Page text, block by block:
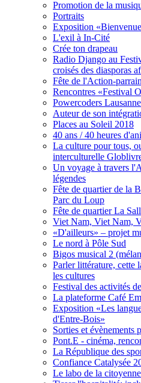
Promotion de la
Portraits
Exposition
L'exil à In-Cité
Crée ton drapeau
Radio Django au
croisés des diasporas
Fête de l'Action-
Rencontres «Festival
Powercoders
Auteur de son
Places au Soleil 2018
40 ans / 40 heures
La culture pour tous,
interculturelle
Un voyage à travers
légendes
Fête de quartier de la
Parc du Loup
Fête de quartier La
Viet Nam, Viet Nam,
«D'ailleurs» – projet
Le nord à Pôle Sud
Bigos musical 2
Parler littérature, cette
les cultures
Festival des activités
La plateforme Café
Exposition «Les
d'Entre-Bois»
Sorties et évènements
Pont.E - cinéma,
La République des
Confiance Catalysée
Le labo de la